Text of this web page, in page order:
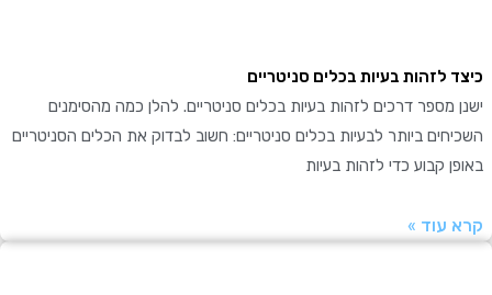
לזהות בעיות בכלים סניטריים
מספר דרכים לזהות בעיות בכלים סניטריים. להלן כמה מהסימנים
ביותר לבעיות בכלים סניטריים: חשוב לבדוק את הכלים הסניטריים
קבוע כדי לזהות בעיות
»